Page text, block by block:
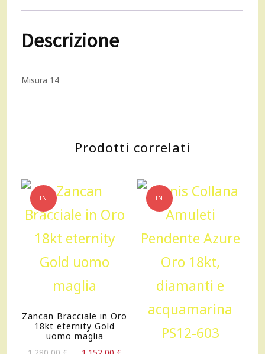
giallo
18kt
bianchi
Descrizione
Misura 14
Prodotti correlati
IN
OFFERTA!
Zancan Bracciale in Oro
18kt eternity Gold
uomo maglia
IN
OFFERTA!